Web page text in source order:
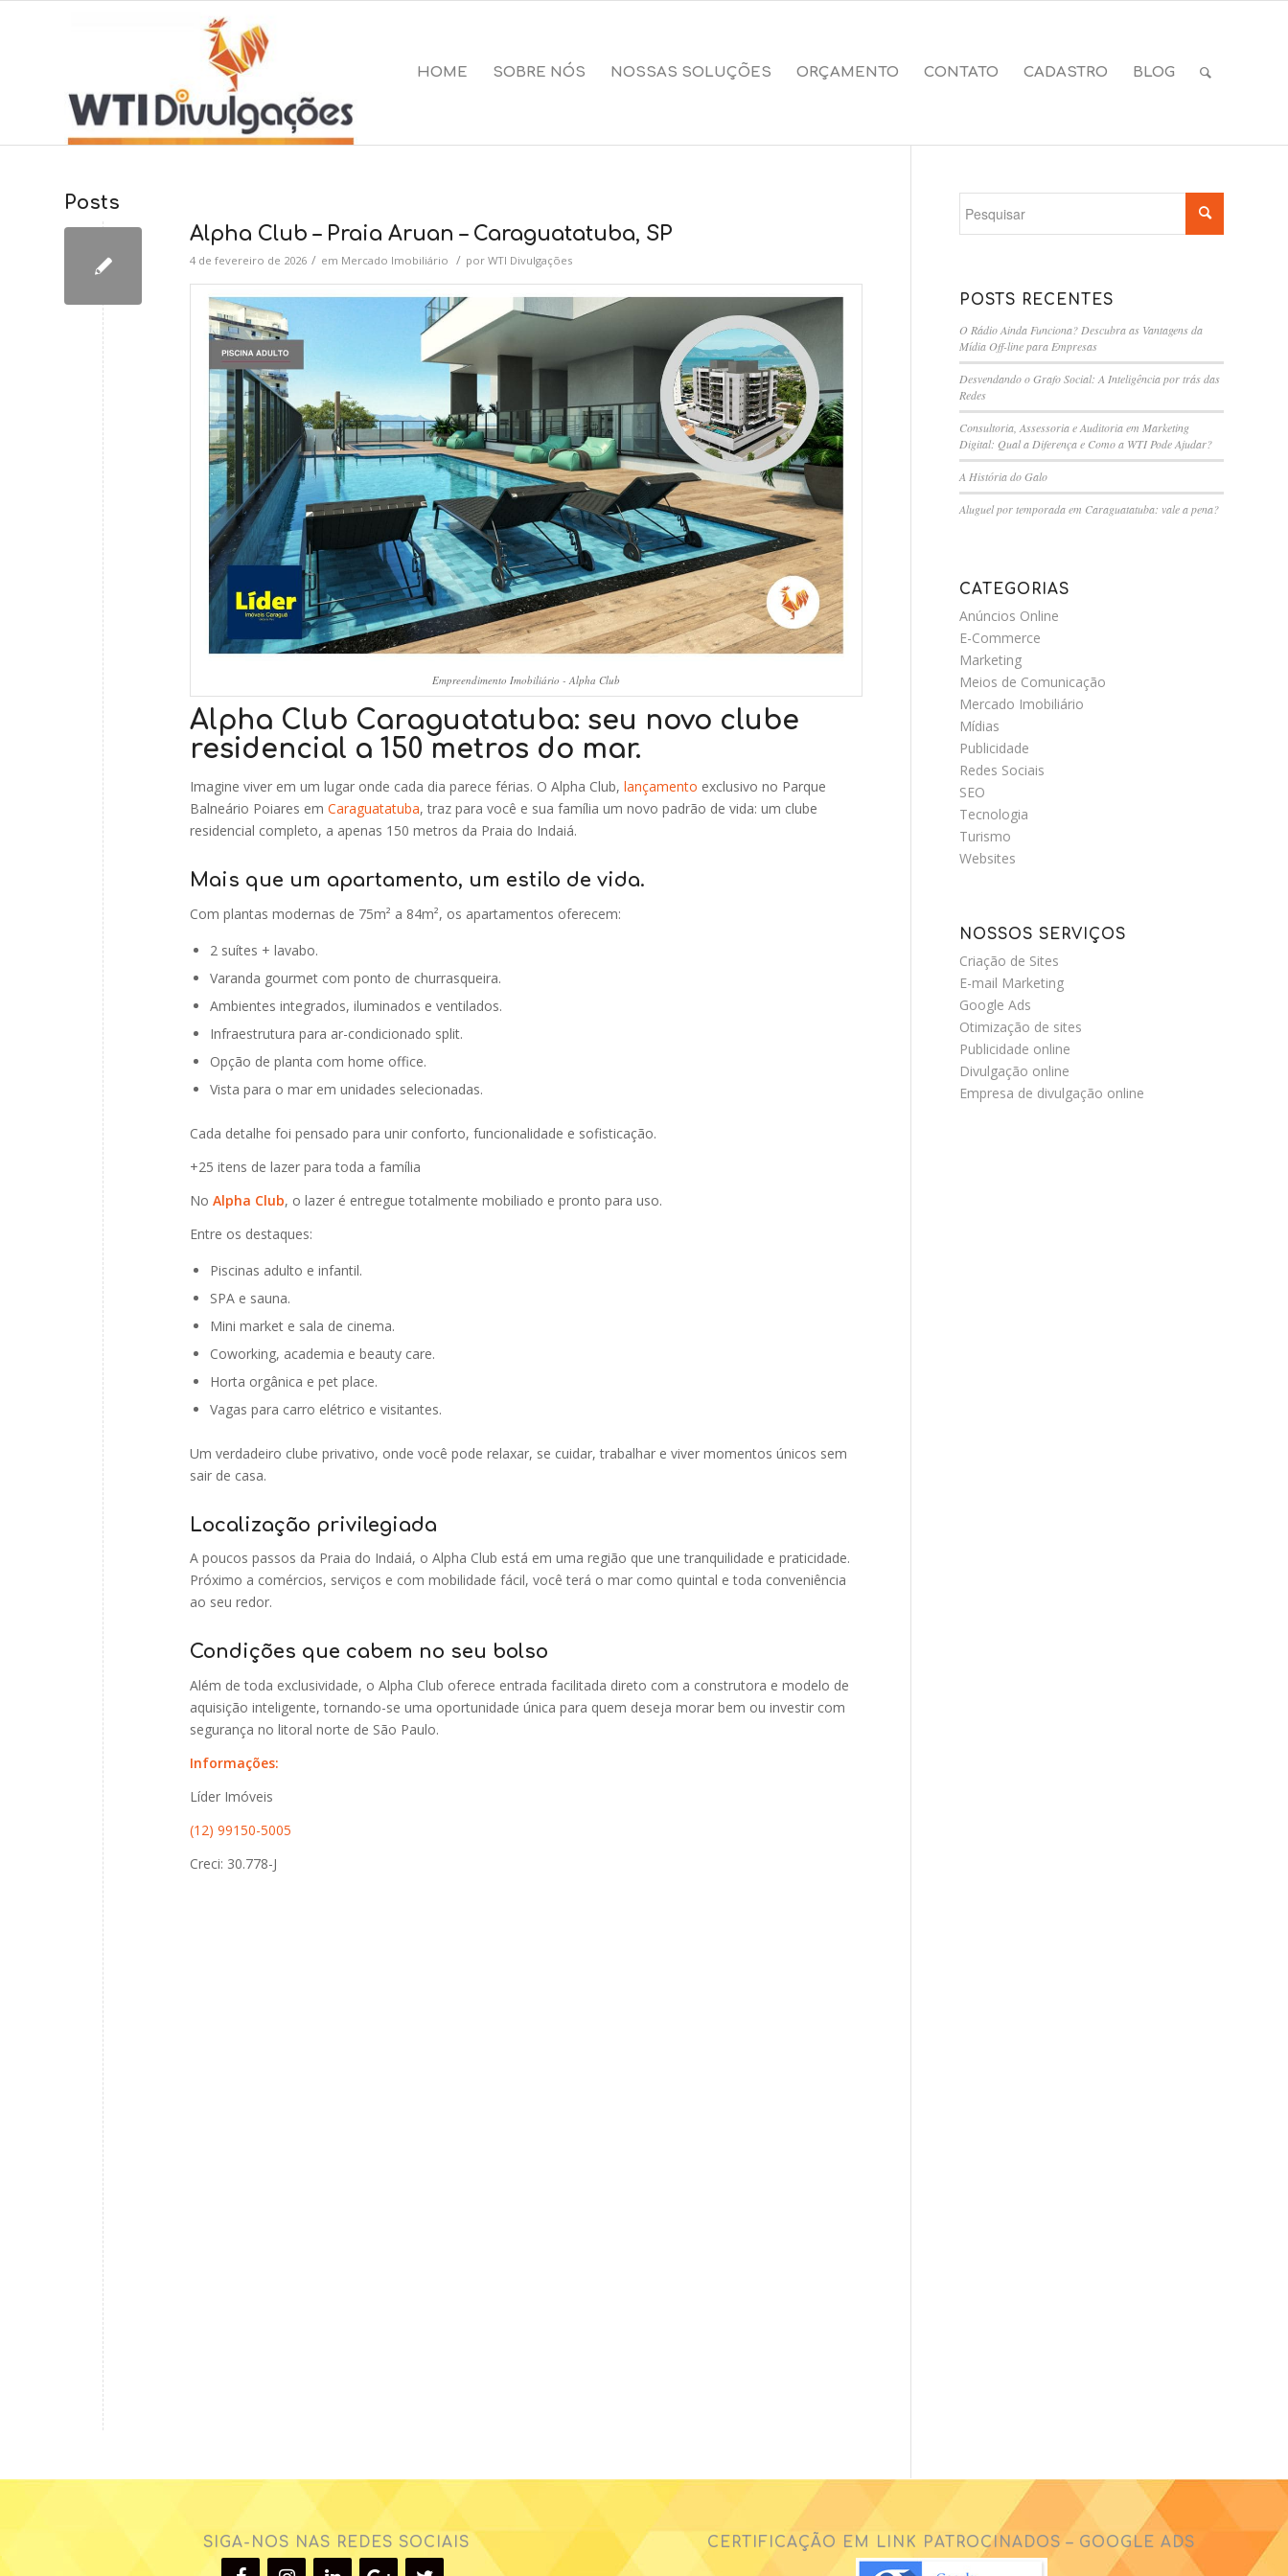
HOME SOBRE NÓS NOSSAS SOLUÇÕES ORÇAMENTO CONTATO CADASTRO BLOG
Posts
Alpha Club – Praia Aruan – Caraguatatuba, SP
4 de fevereiro de 2026 / em Mercado Imobiliário / por WTI Divulgações
Empreendimento Imobiliário - Alpha Club
Alpha Club Caraguatatuba: seu novo clube
residencial a 150 metros do mar.
Imagine viver em um lugar onde cada dia parece férias. O Alpha Club, lançamento exclusivo no Parque
Balneário Poiares em Caraguatatuba, traz para você e sua família um novo padrão de vida: um clube
residencial completo, a apenas 150 metros da Praia do Indaiá.
Mais que um apartamento, um estilo de vida.
Com plantas modernas de 75m² a 84m², os apartamentos oferecem:
2 suítes + lavabo.
Varanda gourmet com ponto de churrasqueira.
Ambientes integrados, iluminados e ventilados.
Infraestrutura para ar-condicionado split.
Opção de planta com home office.
Vista para o mar em unidades selecionadas.
Cada detalhe foi pensado para unir conforto, funcionalidade e sofisticação.
+25 itens de lazer para toda a família
No Alpha Club, o lazer é entregue totalmente mobiliado e pronto para uso.
Entre os destaques:
Piscinas adulto e infantil.
SPA e sauna.
Mini market e sala de cinema.
Coworking, academia e beauty care.
Horta orgânica e pet place.
Vagas para carro elétrico e visitantes.
Um verdadeiro clube privativo, onde você pode relaxar, se cuidar, trabalhar e viver momentos únicos sem
sair de casa.
Localização privilegiada
A poucos passos da Praia do Indaiá, o Alpha Club está em uma região que une tranquilidade e praticidade.
Próximo a comércios, serviços e com mobilidade fácil, você terá o mar como quintal e toda conveniência
ao seu redor.
Condições que cabem no seu bolso
Além de toda exclusividade, o Alpha Club oferece entrada facilitada direto com a construtora e modelo de
aquisição inteligente, tornando-se uma oportunidade única para quem deseja morar bem ou investir com
segurança no litoral norte de São Paulo.
Informações:
Líder Imóveis
(12) 99150-5005
Creci: 30.778-J
POSTS RECENTES
O Rádio Ainda Funciona? Descubra as Vantagens da
Mídia Off-line para Empresas
Desvendando o Grafo Social: A Inteligência por trás das
Redes
Consultoria, Assessoria e Auditoria em Marketing
Digital: Qual a Diferença e Como a WTI Pode Ajudar?
A História do Galo
Aluguel por temporada em Caraguatatuba: vale a pena?
CATEGORIAS
Anúncios Online
E-Commerce
Marketing
Meios de Comunicação
Mercado Imobiliário
Mídias
Publicidade
Redes Sociais
SEO
Tecnologia
Turismo
Websites
NOSSOS SERVIÇOS
Criação de Sites
E-mail Marketing
Google Ads
Otimização de sites
Publicidade online
Divulgação online
Empresa de divulgação online
SIGA-NOS NAS REDES SOCIAIS CERTIFICAÇÃO EM LINK PATROCINADOS – GOOGLE ADS